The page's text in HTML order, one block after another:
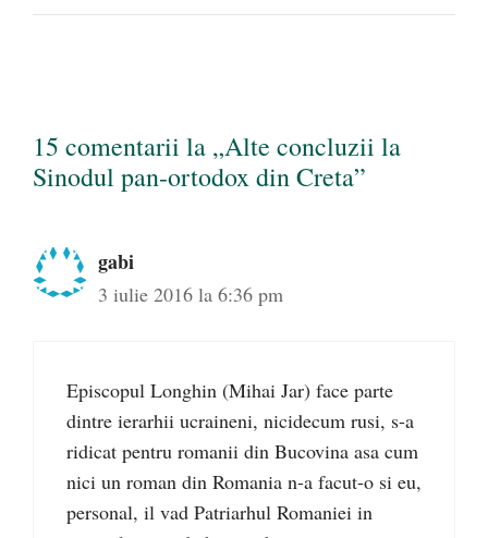
15 comentarii la „Alte concluzii la
Sinodul pan-ortodox din Creta”
gabi
3 iulie 2016 la 6:36 pm
Episcopul Longhin (Mihai Jar) face parte
dintre ierarhii ucraineni, nicidecum rusi, s-a
ridicat pentru romanii din Bucovina asa cum
nici un roman din Romania n-a facut-o si eu,
personal, il vad Patriarhul Romaniei in